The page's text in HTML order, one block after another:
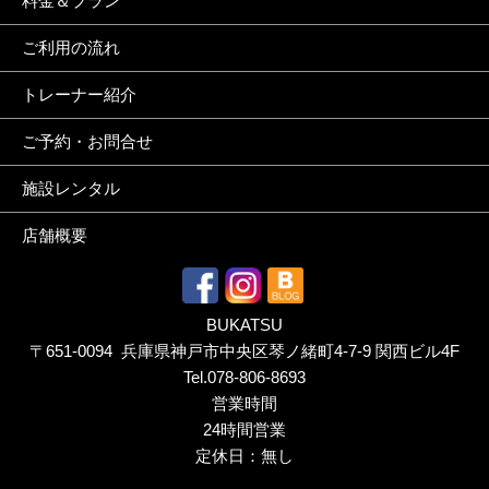
ご利用の流れ
トレーナー紹介
ご予約・お問合せ
施設レンタル
店舗概要
BUKATSU
〒651-0094 兵庫県神戸市中央区琴ノ緒町4-7-9 関西ビル4F
Tel.078-806-8693
営業時間
24時間営業
定休日：無し